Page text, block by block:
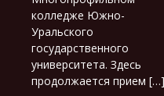
колледже Южно-
Уральского
государственного
университета. Здесь
продолжается прием […]